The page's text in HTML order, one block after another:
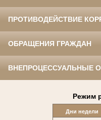
ПРОТИВОДЕЙСТВИЕ
ОБРАЩЕНИЯ ГРАЖДАН
ВНЕПРОЦЕССУАЛЬНЫЕ
Режим
Дни недели